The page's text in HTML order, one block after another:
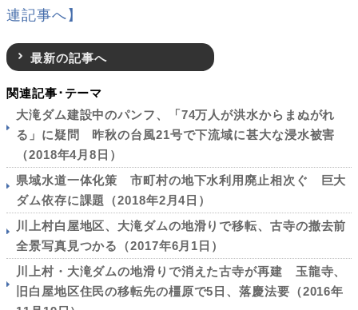
連記事へ】
最新の記事へ
関連記事･テーマ
大滝ダム建設中のパンフ、「74万人が洪水からまぬがれ
る」に疑問 昨秋の台風21号で下流域に甚大な浸水被害
（2018年4月8日）
県域水道一体化策 市町村の地下水利用廃止相次ぐ 巨大
ダム依存に課題（2018年2月4日）
川上村白屋地区、大滝ダムの地滑りで移転、古寺の撤去前
全景写真見つかる（2017年6月1日）
川上村・大滝ダムの地滑りで消えた古寺が再建 玉龍寺、
旧白屋地区住民の移転先の橿原で5日、落慶法要（2016年